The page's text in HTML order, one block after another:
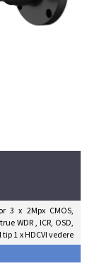
3 x 2Mpx CMOS,
WDR , ICR, OSD,
1 x HDCVI vedere
1out, Intrare audio,